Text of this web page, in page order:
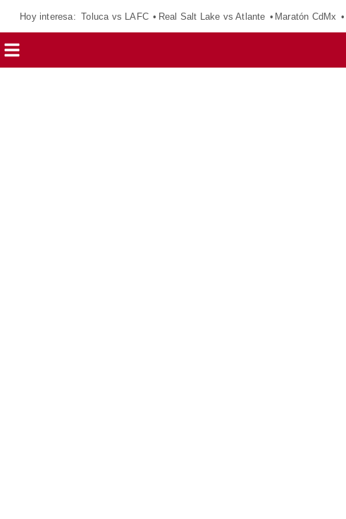
Hoy interesa: Toluca vs LAFC Real Salt Lake vs Atlante Maratón CdMx